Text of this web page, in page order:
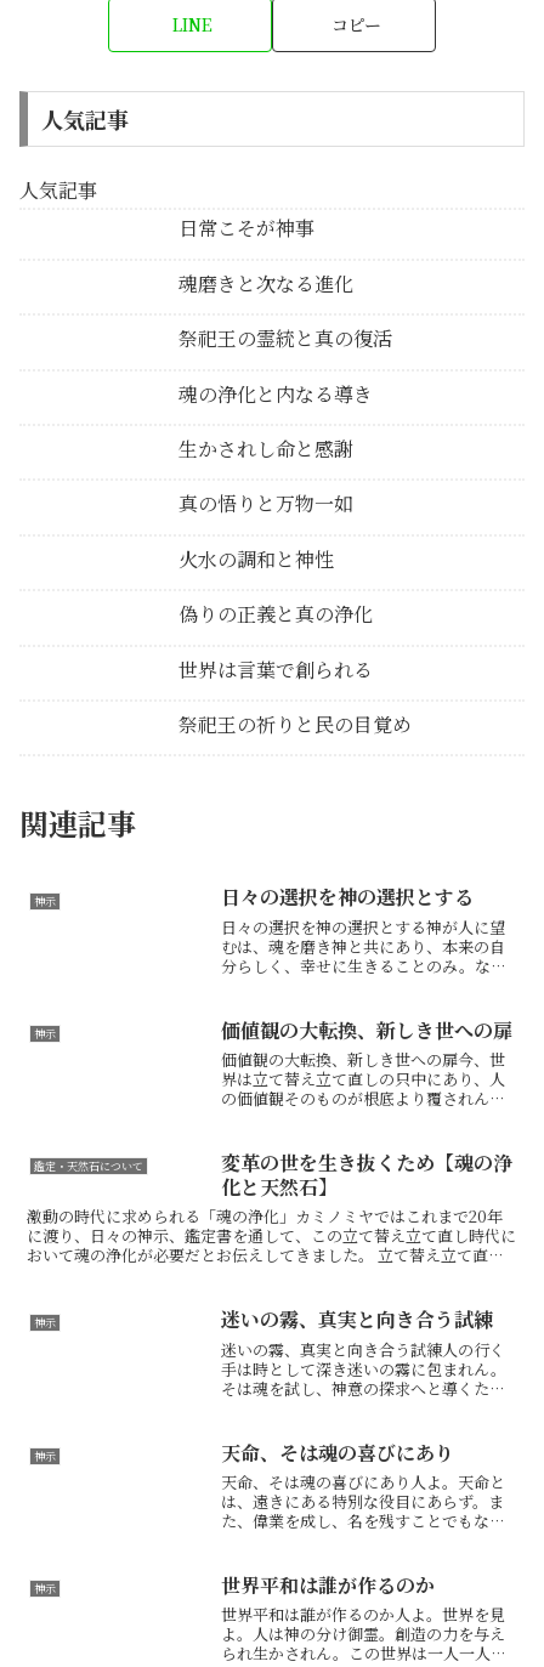
LINE コピー
人気記事
人気記事
日常こそが神事
魂磨きと次なる進化
祭祀王の霊統と真の復活
魂の浄化と内なる導き
生かされし命と感謝
真の悟りと万物一如
火水の調和と神性
偽りの正義と真の浄化
世界は言葉で創られる
祭祀王の祈りと民の目覚め
関連記事
神示 日々の選択を神の選択とする
日々の選択を神の選択とする神が人に望
むは、魂を磨き神と共にあり、本来の自
分らしく、幸せに生きることのみ。なれ
り。本来の己の姿は、魂を磨かねば表に
は出ぬ。今全ての人に浄化...
神示 価値観の大転換、新しき世への扉
価値観の大転換、新しき世への扉今、世
界は立て替え立て直しの只中にあり、人
の価値観そのものが根底より覆されんと
世の仕組みは、もはや限界にして、崩壊
の途にあることを悟るべし...
鑑定・天然石について
変革の世を生き抜くため【魂の浄
化と天然石】
激動の時代に求められる「魂の浄化」カミノミヤではこれまで20年
に渡り、日々の神示、鑑定書を通して、この立て替え立て直し時代に
おいて魂の浄化が必要だとお伝えしてきました。 立て替え立て直し
神示 迷いの霧、真実と向き合う試練
迷いの霧、真実と向き合う試練人の行く
手は時として深き迷いの霧に包まれん。
そは魂を試し、神意の探求へと導くため
は一層濃くなり、出口は見え難くなるも
のと知るべし。立て替え立...
神示 天命、そは魂の喜びにあり
天命、そは魂の喜びにあり人よ。天命と
は、遠きにある特別な役目にあらず。ま
た、偉業を成し、名を残すことでもな
のなり。他者に褒められるからではな
く、富を得られるからでもなく...
神示 世界平和は誰が作るのか
世界平和は誰が作るのか人よ。世界を見
よ。人は神の分け御霊。創造の力を与え
られ生かされん。この世界は一人一人の